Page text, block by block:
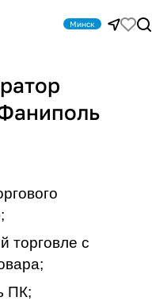
Минск
торговле с
ПК;